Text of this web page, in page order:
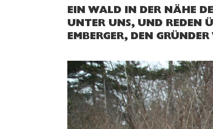
EIN WALD IN DER NÄHE
UNTER UNS, UND REDEN
EMBERGER, DEN